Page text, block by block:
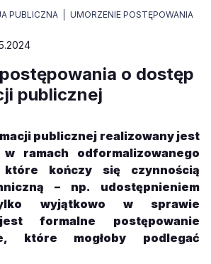
PUBLICZNA UMORZENIE POSTĘPOWANIA
o dostęp
publicznej
publicznej realizowany jest
ramach odformalizowanego
które kończy się czynnością
– np. udostępnieniem
wyjątkowo w sprawie
formalne postępowanie
które mogłoby podlegać